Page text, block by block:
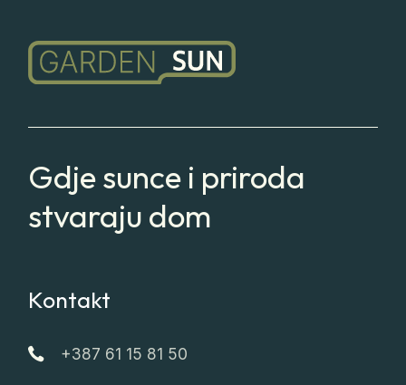
Gdje sunce i priroda
stvaraju dom
Kontakt
+387 61 15 81 50